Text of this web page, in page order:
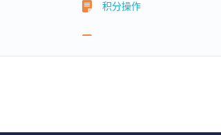
积分操作